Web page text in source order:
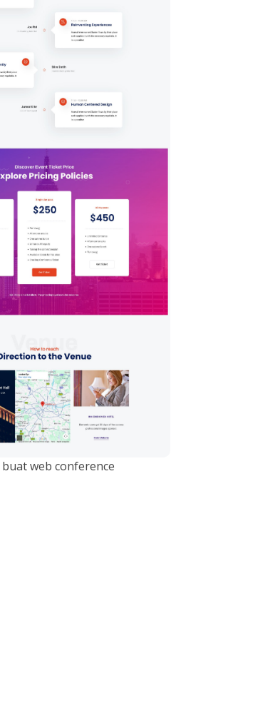
buat web conference